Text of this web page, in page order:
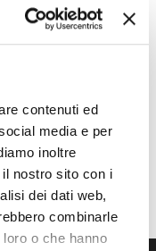
contenuti ed
media e per
inoltre
nostro sito con i
dei dati web,
combinarle
o che hanno
15-03-2019